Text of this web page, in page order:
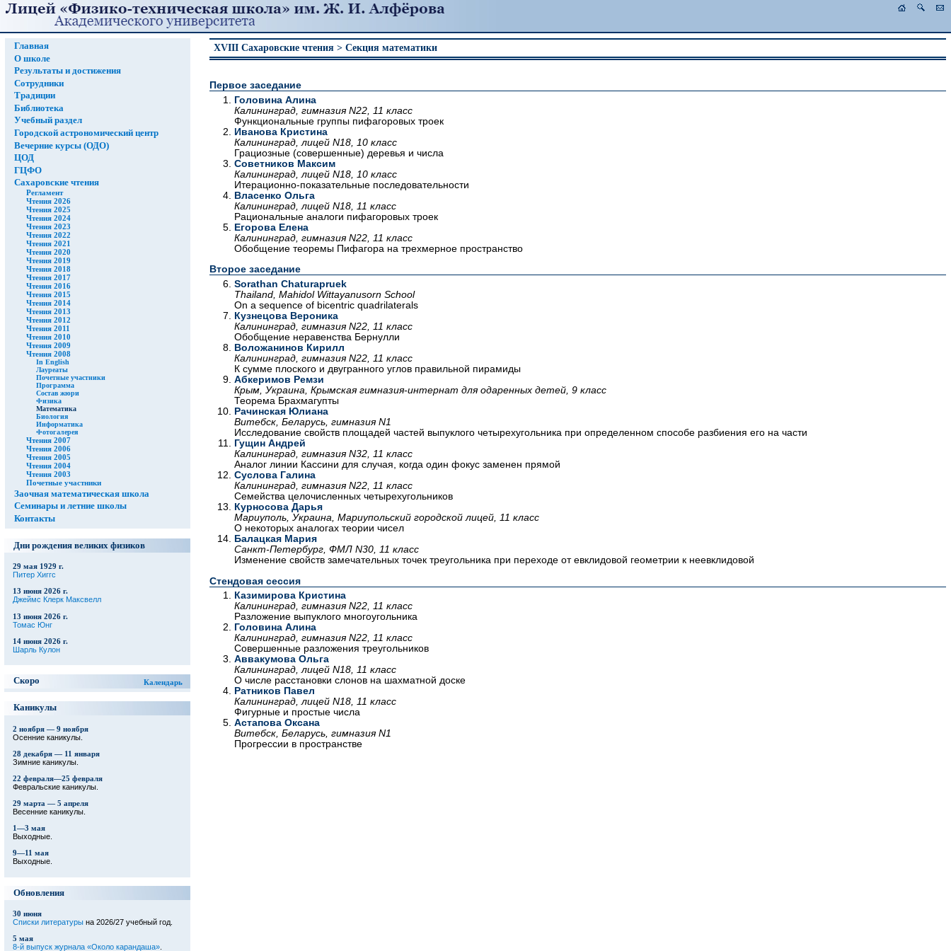
Главная
О школе
Результаты и достижения
Сотрудники
Традиции
Библиотека
Учебный раздел
Городской астрономический центр
Вечерние курсы (ОДО)
ЦОД
ГЦФО
Сахаровские чтения
Регламент
Чтения 2026
Чтения 2025
Чтения 2024
Чтения 2023
Чтения 2022
Чтения 2021
Чтения 2020
Чтения 2019
Чтения 2018
Чтения 2017
Чтения 2016
Чтения 2015
Чтения 2014
Чтения 2013
Чтения 2012
Чтения 2011
Чтения 2010
Чтения 2009
Чтения 2008
In English
Лауреаты
Почетные участники
Программа
Состав жюри
Физика
Математика
Биология
Информатика
Фотогалерея
Чтения 2007
Чтения 2006
Чтения 2005
Чтения 2004
Чтения 2003
Почетные участники
Заочная математическая школа
Семинары и летние школы
Контакты
Дни рождения великих физиков
29 мая 1929 г.
Питер Хиггс
13 июня 2026 г.
Джеймс Клерк Максвелл
13 июня 2026 г.
Томас Юнг
14 июня 2026 г.
Шарль Кулон
Скоро Календарь
Каникулы
2 ноября — 9 ноября
Осенние каникулы.
28 декабря — 11 января
Зимние каникулы.
22 февраля—25 февраля
Февральские каникулы.
29 марта — 5 апреля
Весенние каникулы.
1—3 мая
Выходные.
9—11 мая
Выходные.
Обновления
30 июня
Списки литературына 2026/27 учебный год.
5 мая
8-й выпуск журнала «Около карандаша».
XVIII Сахаровские чтения > Секция математики
Первое заседание
Головина Алина
Калининград, гимназия N22, 11 класс
Функциональные группы пифагоровых троек
Иванова Кристина
Калининград, лицей N18, 10 класс
Грациозные (совершенные) деревья и числа
Советников Максим
Калининград, лицей N18, 10 класс
Итерационно-показательные последовательности
Власенко Ольга
Калининград, лицей N18, 11 класс
Рациональные аналоги пифагоровых троек
Егорова Елена
Калининград, гимназия N22, 11 класс
Обобщение теоремы Пифагора на трехмерное пространство
Второе заседание
Sorathan Chaturapruek
Thailand, Mahidol Wittayanusorn School
On a sequence of bicentric quadrilaterals
Кузнецова Вероника
Калининград, гимназия N22, 11 класс
Обобщение неравенства Бернулли
Воложанинов Кирилл
Калининград, гимназия N22, 11 класс
К сумме плоского и двугранного углов правильной пирамиды
Абкеримов Ремзи
Крым, Украина, Крымская гимназия-интернат для одаренных детей, 9 класс
Теорема Брахмагупты
Рачинская Юлиана
Витебск, Беларусь, гимназия N1
Исследование свойств площадей частей выпуклого четырехугольника при определенном способе разбиения его на части
Гущин Андрей
Калининград, гимназия N32, 11 класс
Аналог линии Кассини для случая, когда один фокус заменен прямой
Суслова Галина
Калининград, гимназия N22, 11 класс
Семейства целочисленных четырехугольников
Курносова Дарья
Мариуполь, Украина, Мариупольский городской лицей, 11 класс
О некоторых аналогах теории чисел
Балацкая Мария
Санкт-Петербург, ФМЛ N30, 11 класс
Изменение свойств замечательных точек треугольника при переходе от евклидовой геометрии к неевклидовой
Стендовая сессия
Казимирова Кристина
Калининград, гимназия N22, 11 класс
Разложение выпуклого многоугольника
Головина Алина
Калининград, гимназия N22, 11 класс
Совершенные разложения треугольников
Аввакумова Ольга
Калининград, лицей N18, 11 класс
О числе расстановки слонов на шахматной доске
Ратников Павел
Калининград, лицей N18, 11 класс
Фигурные и простые числа
Астапова Оксана
Витебск, Беларусь, гимназия N1
Прогрессии в пространстве